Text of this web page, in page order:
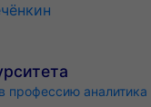
профессию аналитика